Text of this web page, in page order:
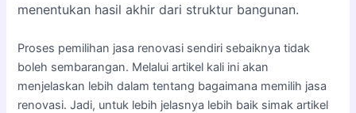
menentukan hasil akhir dari struktur bangunan.
Proses pemilihan jasa renovasi sendiri sebaiknya tidak
boleh sembarangan. Melalui artikel kali ini akan
menjelaskan lebih dalam tentang bagaimana memilih jasa
renovasi. Jadi, untuk lebih jelasnya lebih baik simak artikel